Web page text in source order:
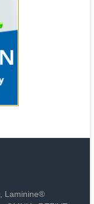
Laminine®